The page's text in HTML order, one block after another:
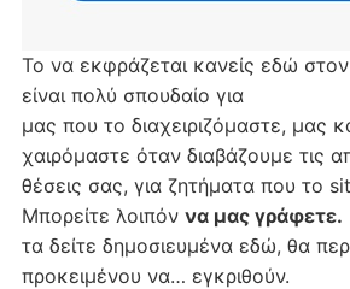
Το να εκφράζεται κανείς εδώ στον
είναι πολύ σπουδαίο για
μας που το διαχειριζόμαστε, μας
χαιρόμαστε όταν διαβάζουμε τις
θέσεις σας, για ζητήματα που το
Μπορείτε λοιπόν να μας γράφετε.
τα δείτε δημοσιευμένα εδώ, θα
προκειμένου να… εγκριθούν.